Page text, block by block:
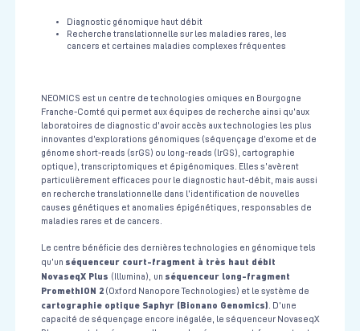
Diagnostic génomique haut débit
Recherche translationnelle sur les maladies rares, les
cancers et certaines maladies complexes fréquentes
NEOMICS est un centre de technologies omiques en Bourgogne
Franche-Comté qui permet aux équipes de recherche ainsi qu’aux
laboratoires de diagnostic d’avoir accès aux technologies les plus
innovantes d’explorations génomiques (séquençage d’exome et de
génome short-reads (srGS) ou long-reads (lrGS), cartographie
optique), transcriptomiques et épigénomiques. Elles s’avèrent
particulièrement efficaces pour le diagnostic haut-débit, mais aussi
en recherche translationnelle dans l’identification de nouvelles
causes génétiques et anomalies épigénétiques, responsables de
maladies rares et de cancers.
Le centre bénéficie des dernières technologies en génomique tels
qu’un séquenceur court-fragment à très haut débit
NovaseqX Plus (Illumina), un séquenceur long-fragment
PromethION 2(Oxford Nanopore Technologies) et le système de
cartographie optique Saphyr (Bionano Genomics). D’une
capacité de séquençage encore inégalée, le séquenceur NovaseqX